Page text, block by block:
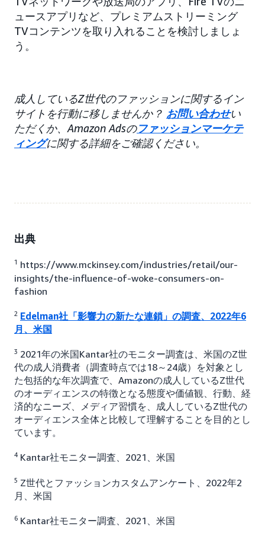
ュースアプリなど、プレミアムストリーミング
TVコンテンツを取り入れることを検討しましょ
う。
成人しているZ世代のファッションに関するイン
サイトを行動に移しませんか？ お問い合わせい
ただくか、Amazon Adsのファッションマーケテ
ィングに関する詳細をご確認ください。
出典
1 https://www.mckinsey.com/industries/retail/our-
insights/the-influence-of-woke-consumers-on-
fashion
2 Edelman社「影響力の新たな連鎖」の調査、2022年6
月、米国
3 2021年の米国Kantar社のモニター調査は、米国のZ世
代の成人消費者（調査時点では18～24歳）を対象とし
た包括的な年次調査で、Amazonの成人しているZ世代
のオーディエンスの特徴となる態度や価値観、行動、経
済的なニーズ、メディア習慣を、成人しているZ世代の
オーディエンス全体と比較して理解することを目的とし
ています。
4 Kantar社モニター調査、2021、米国
5 Z世代とファッションカスタムアンケート、2022年2
月、米国
6 Kantar社モニター調査、2021、米国